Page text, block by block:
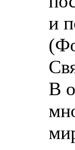
и
В